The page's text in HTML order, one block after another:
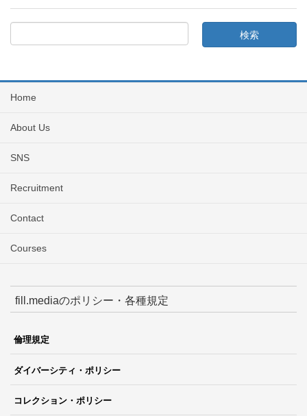
Home
About Us
SNS
Recruitment
Contact
Courses
fill.mediaのポリシー・各種規定
倫理規定
ダイバーシティ・ポリシー
コレクション・ポリシー